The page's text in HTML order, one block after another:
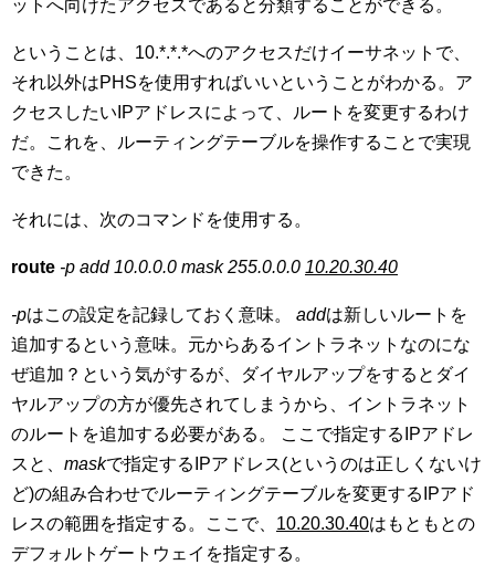
ットへ向けたアクセスであると分類することができる。
ということは、10.*.*.*へのアクセスだけイーサネットで、
それ以外はPHSを使用すればいいということがわかる。ア
クセスしたいIPアドレスによって、ルートを変更するわけ
だ。これを、ルーティングテーブルを操作することで実現
できた。
それには、次のコマンドを使用する。
route -p add 10.0.0.0 mask 255.0.0.0 10.20.30.40
-pはこの設定を記録しておく意味。 addは新しいルートを
追加するという意味。元からあるイントラネットなのにな
ぜ追加？という気がするが、ダイヤルアップをするとダイ
ヤルアップの方が優先されてしまうから、イントラネット
のルートを追加する必要がある。 ここで指定するIPアドレ
スと、 maskで指定するIPアドレス(というのは正しくないけ
ど)の組み合わせでルーティングテーブルを変更するIPアド
レスの範囲を指定する。ここで、 10.20.30.40はもともとの
デフォルトゲートウェイを指定する。